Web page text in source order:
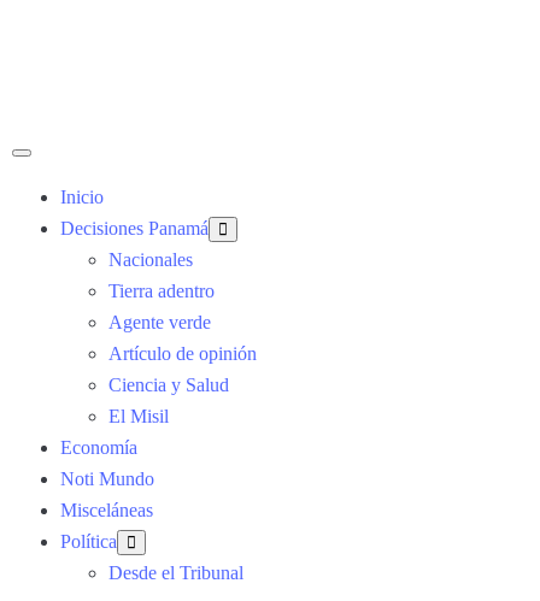
Inicio
Decisiones Panamá
Nacionales
Tierra adentro
Agente verde
Artículo de opinión
Ciencia y Salud
El Misil
Economía
Noti Mundo
Misceláneas
Política
Desde el Tribunal